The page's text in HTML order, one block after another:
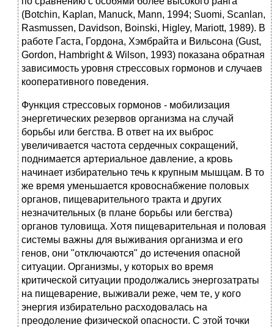
(Botchin, Kaplan, Manuck, Mann, 1994; Suomi, Scanlan,
Rasmussen, Davidson, Boinski, Higley, Mariott, 1989). В
работе Гаста, Гордона, Хэмбрайта и Вильсона (Gust,
Gordon, Hambright & Wilson, 1993) показана обратная
зависимость уровня стрессовых гормонов и случаев
кооперативного поведения.
Функция стрессовых гормонов - мобилизация
энергетических резервов организма на случай
борьбы или бегства. В ответ на их выброс
увеличивается частота сердечных сокращений,
поднимается артериальное давление, а кровь
начинает избирательно течь к крупным мышцам. В то
же время уменьшается кровоснабжение половых
органов, пищеварительного тракта и других
незначительных (в плане борьбы или бегства)
органов туловища. Хотя пищеварительная и половая
системы важны для выживания организма и его
генов, они "отключаются" до истечения опасной
ситуации. Организмы, у которых во время
критической ситуации продолжались энергозатраты
на пищеварение, выживали реже, чем те, у кого
энергия избирательно расходовалась на
преодоление физической опасности. С этой точки